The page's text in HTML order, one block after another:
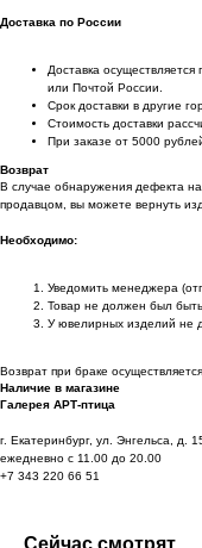
Доставка по России
Доставка
или Почтой России.
Срок доставки в другие
Стоимость доставки
При заказе от 5000
Возврат
В случае обнаружения дефекта
продавцом, вы можете вернуть
Необходимо:
Уведомить менеджера
Товар не должен был
У ювелирных изделий не
Возврат при браке
Наличие в магазине
Галерея АРТ-птица
г. Екатеринбург, ул. Энгельса, д.
ежедневно с 11.00 до 20.00
+7 343 220 66 51